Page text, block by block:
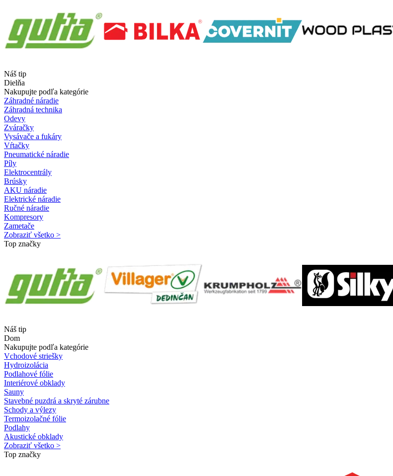
Náš tip
Dielňa
Nakupujte podľa kategórie
Záhradné náradie
Záhradná technika
Odevy
Zváračky
Vysávače a fukáry
Vŕtačky
Pneumatické náradie
Píly
Elektrocentrály
Brúsky
AKU náradie
Elektrické náradie
Ručné náradie
Kompresory
Zametače
Zobraziť všetko >
Top značky
Náš tip
Dom
Nakupujte podľa kategórie
Vchodové striešky
Hydroizolácia
Podlahové fólie
Interiérové obklady
Sauny
Stavebné puzdrá a skryté zárubne
Schody a výlezy
Termoizolačné fólie
Podlahy
Akustické obklady
Zobraziť všetko >
Top značky